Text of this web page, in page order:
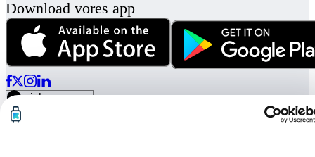
Download vores app
© Radical Storage • Lean Team S.R.L. • P. IVA 14104111001
Radical er også finansieret af "Vertis Venture 4 Scaleup Lazio"
investeringsfond forvaltet af Vertis SGR S.p.A. og støttet af